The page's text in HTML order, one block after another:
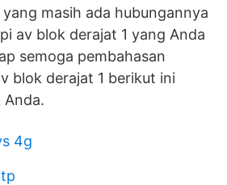
masih ada hubungannya
av blok derajat 1 yang Anda
semoga pembahasan
blok derajat 1 berikut ini
4g